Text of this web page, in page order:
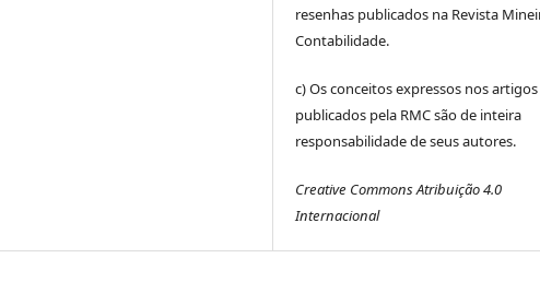
resenhas publicados na Revista
Contabilidade.
c) Os conceitos expressos nos artigos
publicados pela RMC são de inteira
responsabilidade de seus autores.
Creative Commons Atribuição 4.0
Internacional